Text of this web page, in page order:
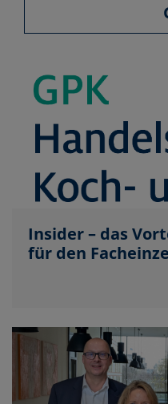
Insider – das
für den